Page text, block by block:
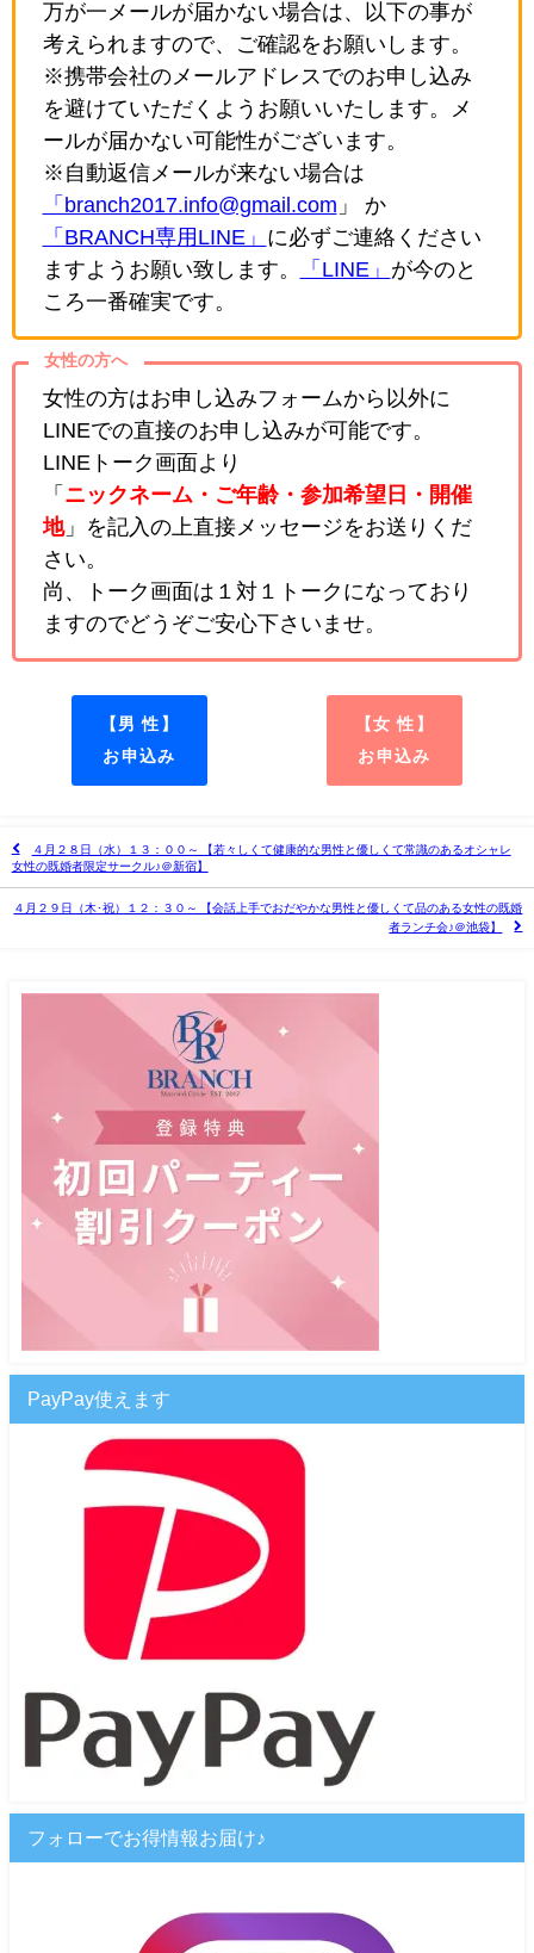
万が一メールが届かない場合は、以下の事が
考えられますので、ご確認をお願いします。
※携帯会社のメールアドレスでのお申し込み
を避けていただくようお願いいたします。メ
ールが届かない可能性がございます。
※自動返信メールが来ない場合は
「branch2017.info@gmail.com 」 か
「BRANCH専用LINE」 に必ずご連絡ください
ますようお願い致します。
「LINE」 が今のと
ころ一番確実です。
女性の方へ
女性の方はお申し込みフォームから以外に
LINEでの直接のお申し込みが可能です。
LINEトーク画面より
「 ニックネーム・ご年齢・参加希望日・開催
地」を記入の上直接メッセージをお送りくだ
さい。
尚、トーク画面は１対１トークになっており
ますのでどうぞご安心下さいませ。
【男 性】
お申込み
【女 性】
お申込み
４月２８日（水）１３：００～ 【若々しくて健康的な男性と優しくて常識のあるオシャレ
女性の既婚者限定サークル♪＠新宿】
４月２９日（木･祝）１２：３０～ 【会話上手でおだやかな男性と優しくて品のある女性の既婚
者ランチ会♪＠池袋】
PayPay使えます
フォローでお得情報お届け♪